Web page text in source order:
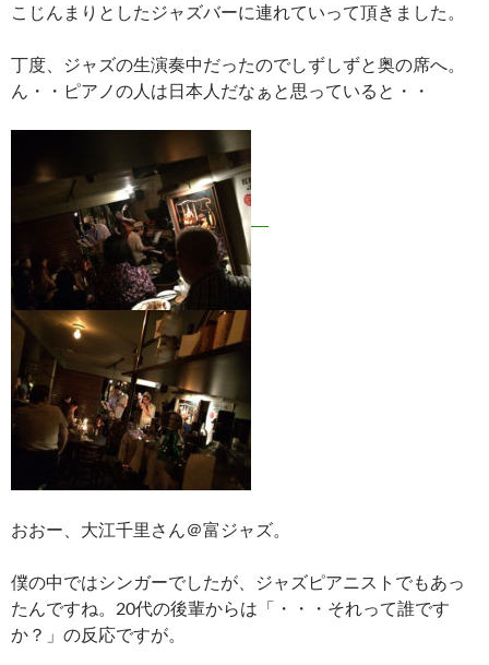
こじんまりとしたジャズバーに連れていって頂きました。
丁度、ジャズの生演奏中だったのでしずしずと奥の席へ。
ん・・ピアノの人は日本人だなぁと思っていると・・
おおー、大江千里さん＠富ジャズ。
僕の中ではシンガーでしたが、ジャズピアニストでもあっ
たんですね。20代の後輩からは「・・・それって誰です
か？」の反応ですが。